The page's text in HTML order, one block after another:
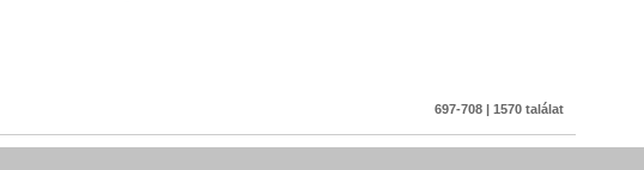
697-708 | 1570 találat